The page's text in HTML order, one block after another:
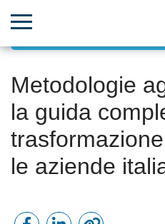
Metodologie
la guida
le aziende